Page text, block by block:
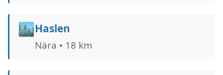
🏙️Haslen
Nära • 18 km